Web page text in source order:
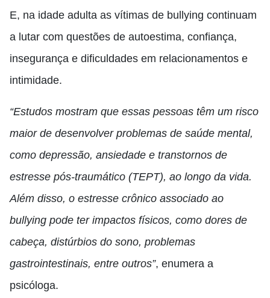
E, na idade adulta as vítimas de bullying continuam
a lutar com questões de autoestima, confiança,
insegurança e dificuldades em relacionamentos e
intimidade.
“Estudos mostram que essas pessoas têm um risco
maior de desenvolver problemas de saúde mental,
como depressão, ansiedade e transtornos de
estresse pós-traumático (TEPT), ao longo da vida.
Além disso, o estresse crônico associado ao
bullying pode ter impactos físicos, como dores de
cabeça, distúrbios do sono, problemas
gastrointestinais, entre outros”, enumera a
psicóloga.